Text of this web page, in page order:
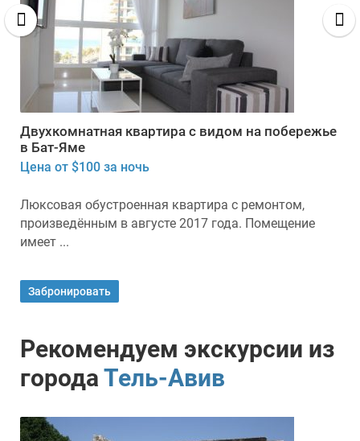
Двухкомнатная квартира с видом на побережье
в Бат-Яме
Цена от $100 за ночь
Люксовая обустроенная квартира с ремонтом,
произведённым в августе 2017 года. Помещение
имеет ...
Забронировать
Рекомендуем экскурсии из
города Тель-Авив